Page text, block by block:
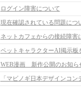
ログイン障害について
現在確認されている問題につ
ネットカフェからの接続障害
ペットキャラクターAI掲示板
WEB漫画 新作公開のお知ら
「マビノギ日本デザインコ